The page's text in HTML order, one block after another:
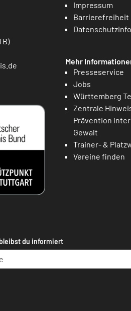
Impressum
Barrierefreiheit
Mehr
Presseservice
Jobs
Württemberg
Zentrale
Prävention
Gewalt
Trainer- &
Vereine finden
du informiert